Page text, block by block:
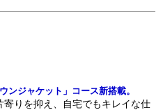
ンジャケット」コース新搭載。
りを抑え、自宅でもキレイな仕